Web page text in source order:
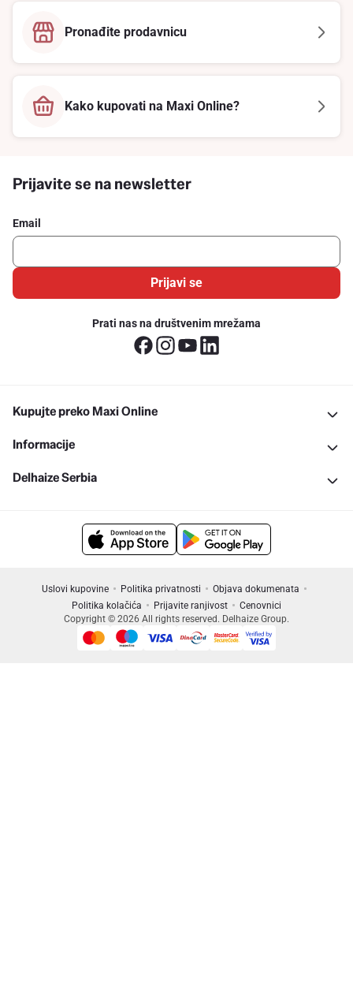
Pronađite prodavnicu
Kako kupovati na Maxi Online?
Prijavite se na newsletter
Email
Prijavi se
Prati nas na društvenim mrežama
Kupujte preko Maxi Online
Informacije
Delhaize Serbia
Uslovi kupovine Politika privatnosti
Objava dokumenata
Politika kolačića
Prijavite ranjivost
Cenovnici
Copyright © 2026 All rights reserved. Delhaize Group.